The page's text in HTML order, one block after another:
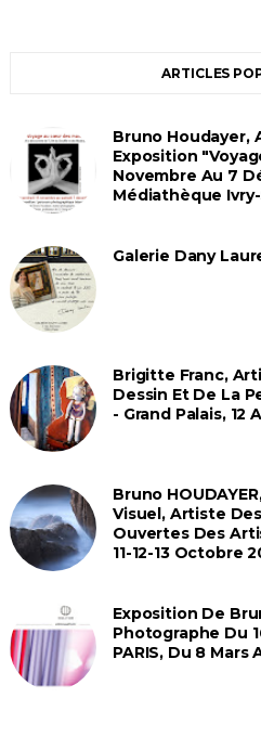
ARTICLES
Bruno Houdayer,
Exposition
Novembre Au 7
Médiathèque
Galerie Dany
Brigitte Franc,
Dessin Et De La
- Grand Palais, 12
Bruno
Visuel, Artiste
Ouvertes Des
11-12-13 Octobre
Exposition De
Photographe Du
PARIS, Du 8 Mars